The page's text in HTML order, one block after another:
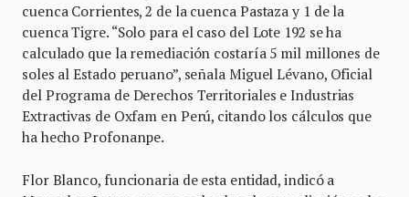
cuenca Corrientes, 2 de la cuenca Pastaza y 1 de la
cuenca Tigre. “Solo para el caso del Lote 192 se ha
calculado que la remediación costaría 5 mil millones de
soles al Estado peruano”, señala Miguel Lévano, Oficial
del Programa de Derechos Territoriales e Industrias
Extractivas de Oxfam en Perú, citando los cálculos que
ha hecho Profonanpe.
Flor Blanco, funcionaria de esta entidad, indicó a